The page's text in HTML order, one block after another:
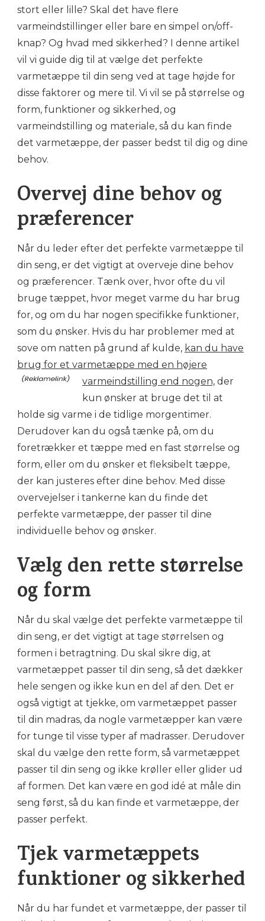
stort eller lille? Skal det have flere
varmeindstillinger eller bare en simpel on/off-
knap? Og hvad med sikkerhed? I denne artikel
vil vi guide dig til at vælge det perfekte
varmetæppe til din seng ved at tage højde for
disse faktorer og mere til. Vi vil se på størrelse og
form, funktioner og sikkerhed, og
varmeindstilling og materiale, så du kan finde
det varmetæppe, der passer bedst til dig og dine
behov.
Overvej dine behov og
præferencer
Når du leder efter det perfekte varmetæppe til
din seng, er det vigtigt at overveje dine behov
og præferencer. Tænk over, hvor ofte du vil
bruge tæppet, hvor meget varme du har brug
for, og om du har nogen specifikke funktioner,
som du ønsker. Hvis du har problemer med at
sove om natten på grund af kulde, kan du have
brug for et varmetæppe med en højere
varmeindstilling end nogen, der
kun ønsker at bruge det til at
holde sig varme i de tidlige morgentimer.
Derudover kan du også tænke på, om du
foretrækker et tæppe med en fast størrelse og
form, eller om du ønsker et fleksibelt tæppe,
der kan justeres efter dine behov. Med disse
overvejelser i tankerne kan du finde det
perfekte varmetæppe, der passer til dine
individuelle behov og ønsker.
Vælg den rette størrelse
og form
Når du skal vælge det perfekte varmetæppe til
din seng, er det vigtigt at tage størrelsen og
formen i betragtning. Du skal sikre dig, at
varmetæppet passer til din seng, så det dækker
hele sengen og ikke kun en del af den. Det er
også vigtigt at tjekke, om varmetæppet passer
til din madras, da nogle varmetæpper kan være
for tunge til visse typer af madrasser. Derudover
skal du vælge den rette form, så varmetæppet
passer til din seng og ikke krøller eller glider ud
af formen. Det kan være en god idé at måle din
seng først, så du kan finde et varmetæppe, der
passer perfekt.
Tjek varmetæppets
funktioner og sikkerhed
Når du har fundet et varmetæppe, der passer til